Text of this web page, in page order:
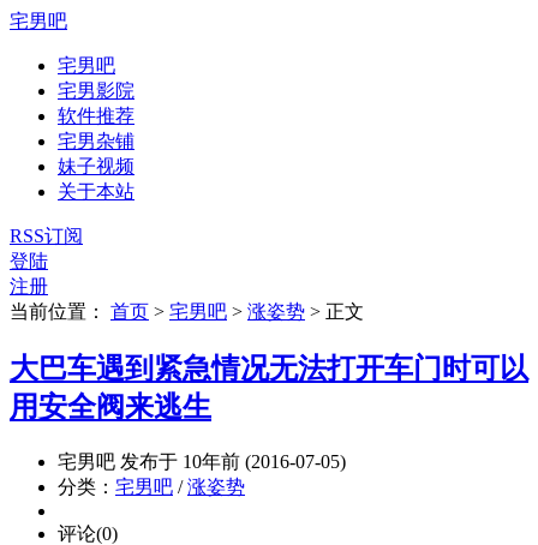
宅男吧
宅男吧
宅男影院
软件推荐
宅男杂铺
妹子视频
关于本站
RSS订阅
登陆
注册
当前位置：
首页 > 宅男吧 > 涨姿势 > 正文
大巴车遇到紧急情况无法打开车门时可以
用安全阀来逃生
宅男吧 发布于 10年前 (2016-07-05)
分类： 宅男吧 /涨姿势
评论(0)